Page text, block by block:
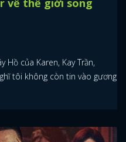
về thế giới song
của Karen, Kay Trần,
tôi không còn tin vào gương